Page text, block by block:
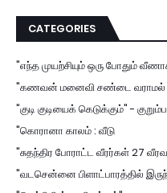
CATEGORIES
"எந்த முயற்சியும் ஒரு போதும்
"கணவன் மனைவி சண்டை வராமல்
"குடி குடியைக் கெடுக்கும்" -
"கொரானா காலம் : வீடு
"சுதந்திர போராட்ட வீரர்கள் 27
"வடசென்னை பிளாட்பாரத்தில்